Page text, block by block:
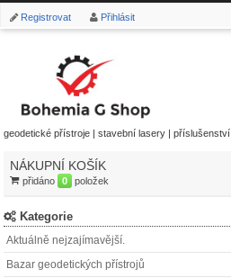
Registrovat Přihlásit
geodetické přístroje | stavební lasery | příslušenství
NÁKUPNÍ KOŠÍK
přidáno 0 položek
Kategorie
Aktuálně nejzajímavější.
Bazar geodetických přístrojů